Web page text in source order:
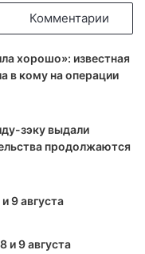
Комментарии
хорошо»: известная
в кому на операции
зэку выдали
продолжаются
9 августа
и 9 августа